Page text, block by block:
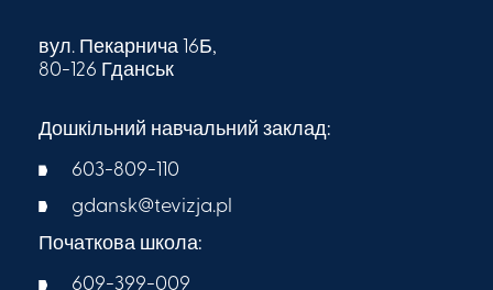
вул. Пекарнича 16Б,
80-126 Гданськ
Дошкільний навчальний заклад:
603-809-110
gdansk@tevizja.pl
Початкова школа:
609-399-009​